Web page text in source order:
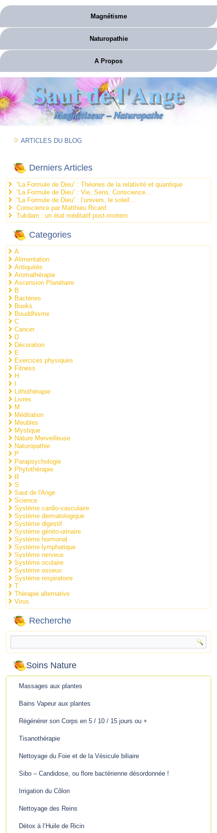
Magnétisme
Naturopathie
A Propos
Saut de l'Ange
Magnétiseur – Naturopathe
ARTICLES DU BLOG
Derniers Articles
“La Formule de Dieu” : Théories de la relativité et quantique
“La Formule de Dieu” : Vie, Sens, Conscience…
“La Formule de Dieu” : l’univers, le soleil…
Conscience par Matthieu Ricard
Tukdam : un état méditatif post-mortem
Categories
A
Alimentation
Antiquités
Aromathérapie
Ascension Planétaire
B
Bactéries
Books
Bouddhisme
C
Cancer
D
Décoration
E
Exercices physiques
Fitness
H
Lithothérapie
Livres
M
Méditation
Meubles
Mystique
Nature Merveilleuse
Naturopathie
P
Parapsychologie
Phytothérapie
R
S
Saut de l'Ange
Science
Système cardio-vasculaire
Système dermatologique
Système digestif
Système génito-urinaire
Système hormonal
Système lymphatique
Système nerveux
Système oculaire
Système osseux
Système respiratoire
T
Thérapie alternative
Virus
Recherche
Soins Nature
Massages aux plantes
Bains Vapeur aux plantes
Régénérer son Corps en 5 / 10 / 15 jours ou +
Tisanothérapie
Nettoyage du Foie et de la Vésicule biliaire
Sibo – Candidose, ou flore bactérienne désordonnée !
Irrigation du Côlon
Nettoyage des Reins
Détox à l’Huile de Ricin